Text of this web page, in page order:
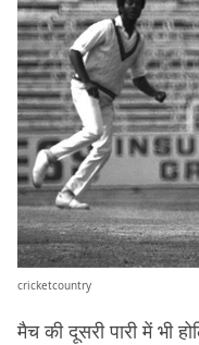
cricketcountry
मैच की दूसरी पारी में भी